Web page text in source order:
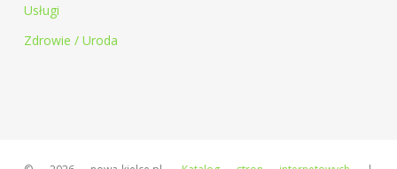
Usługi
Zdrowie / Uroda